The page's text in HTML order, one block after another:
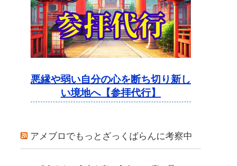
悪縁や弱い自分の心を断ち切り新し
い境地へ【参拝代行】
アメブロでもっとざっくばらんに考察中